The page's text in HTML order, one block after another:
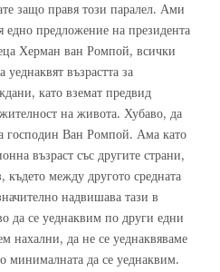
защо правя този паралел. Ами
едно предложение на президента
Херман ван Ромпой, всички
възрастта за
като вземат предвид
на живота. Хубаво, да
господин Ван Ромпой. Ама като
възраст със другите страни,
между другото средната
надвишава тази в
да се уеднаквим по други едни
нахални, да не се уеднаквяваме
минималната да се уеднаквим.